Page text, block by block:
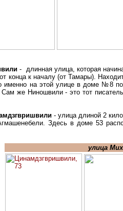
- длинная улица, которая
конца к началу (от Тамары).
именно на этой улице в доме №8
Сам же Ниношвили - это тот
- улица длиной 2
Здесь в доме 53
улица